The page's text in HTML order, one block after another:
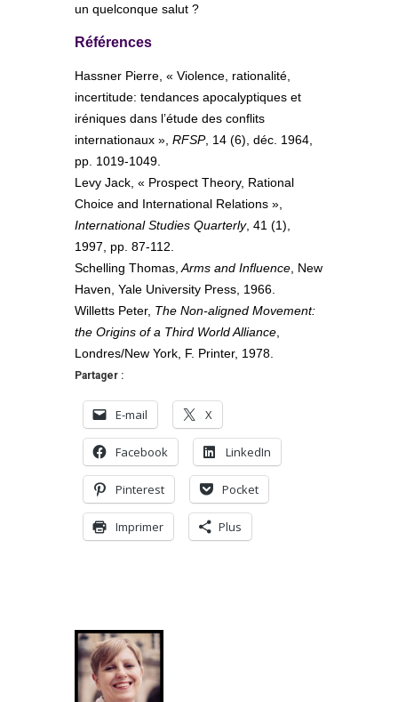
un quelconque salut ?
Références
Hassner Pierre, « Violence, rationalité,
incertitude: tendances apocalyptiques et
iréniques dans l’étude des conflits
internationaux », RFSP, 14 (6), déc. 1964,
pp. 1019-1049.
Levy Jack, « Prospect Theory, Rational
Choice and International Relations »,
International Studies Quarterly, 41 (1),
1997, pp. 87-112.
Schelling Thomas, Arms and Influence , New
Haven, Yale University Press, 1966.
Willetts Peter, The Non-aligned Movement:
the Origins of a Third World Alliance
Londres/New York, F. Printer, 1978.
Partager :
E-mail X
Facebook LinkedIn
Pinterest Pocket
Imprimer Plus